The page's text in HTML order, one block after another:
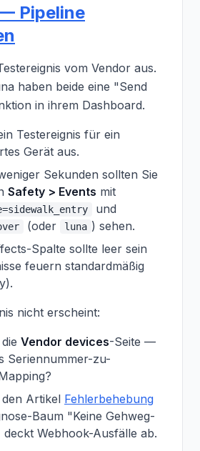
Pipeline
vom Vendor aus.
haben beide eine "Send
in ihrem Dashboard.
Testereignis für ein
Gerät aus.
Sekunden sollten Sie
Safety > Events mit
und
(oder luna ) sehen.
Spalte sollte leer sein
feuern standardmäßig
nicht erscheint:
Vendor devices-Seite —
Seriennummer-zu-
Artikel Fehlerbehebung
Baum "Keine Gehweg-
deckt Webhook-Ausfälle ab.